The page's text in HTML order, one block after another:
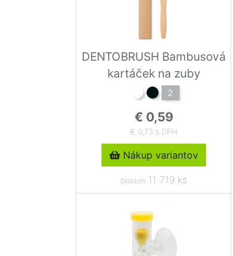
DENTOBRUSH Bambusová
kartáček na zuby
2
€ 0,59
€ 0,73 s DPH
Nákup variantov
Skladom 11 719 ks